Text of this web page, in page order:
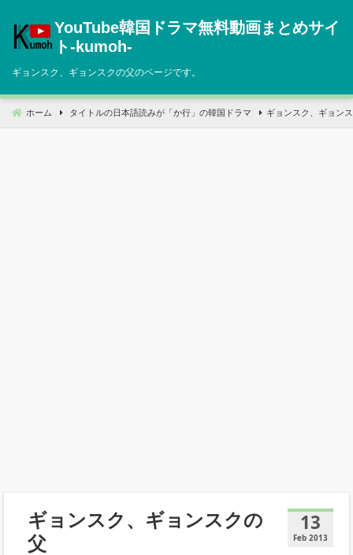
へ
動
YouTube韓国ドラマ無料動画まとめサイ
ト‐kumoh‐
ギョンスク、ギョンスクの父のページです。
ホーム タイトルの日本語読みが「か行」の韓国ドラマ ギョンスク、ギョン
13
Feb 2013
ギョンスク、ギョンスクの
父